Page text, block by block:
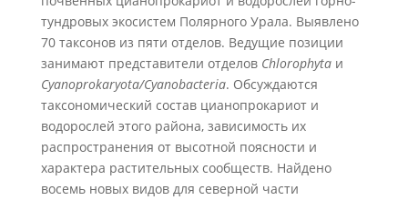
тундровых экосистем Полярного Урала. Выявлено
70 таксонов из пяти отделов. Ведущие позиции
занимают представители отделов Chlorophyta и
Cyanoprokaryota/Cyanobacteria. Обсуждаются
таксономический состав цианопрокариот и
водорослей этого района, зависимость их
распространения от высотной поясности и
характера растительных сообществ. Найдено
восемь новых видов для северной части